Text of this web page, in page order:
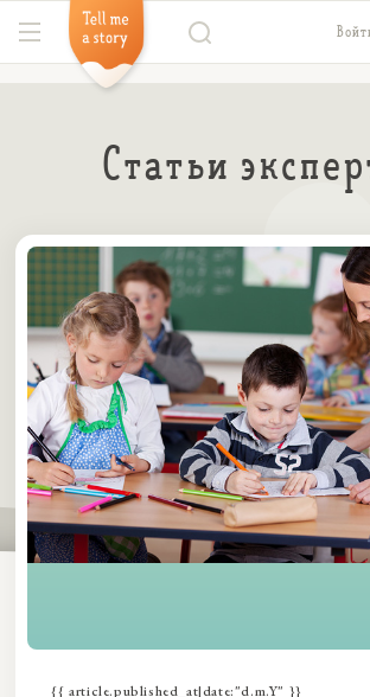
Статьи
{{ article.published_at|date:"d.m.Y" }}